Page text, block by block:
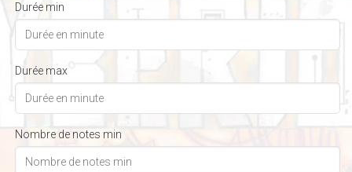
Durée min
Durée max
Nombre de notes min